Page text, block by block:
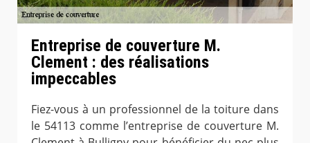
Entreprise de couverture M.
Clement : des réalisations
impeccables
Fiez-vous à un professionnel de la toiture dans
le 54113 comme l’entreprise de couverture M.